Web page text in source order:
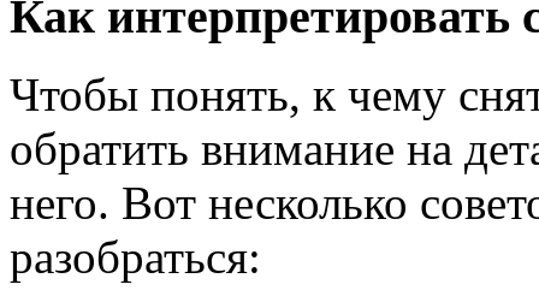
Как интерпретировать
Чтобы понять, к чему
обратить внимание на
него. Вот несколько
разобраться: